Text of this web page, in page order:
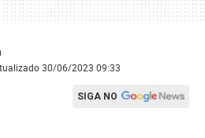
30/06/2023 09:33
SIGA NO